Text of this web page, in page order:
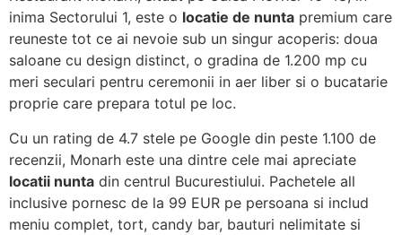
inima Sectorului 1, este o locatie de nunta premium care
reuneste tot ce ai nevoie sub un singur acoperis: doua
saloane cu design distinct, o gradina de 1.200 mp cu
meri seculari pentru ceremonii in aer liber si o bucatarie
proprie care prepara totul pe loc.
Cu un rating de 4.7 stele pe Google din peste 1.100 de
recenzii, Monarh este una dintre cele mai apreciate
locatii nunta din centrul Bucurestiului. Pachetele all
inclusive pornesc de la 99 EUR pe persoana si includ
meniu complet, tort, candy bar, bauturi nelimitate si